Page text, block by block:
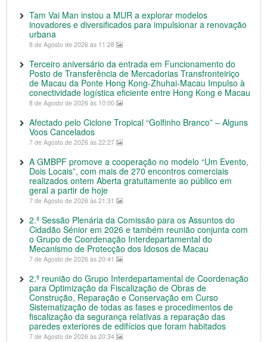
Tam Vai Man instou a MUR a explorar modelos
inovadores e diversificados para impulsionar a renovação
urbana
8 de Agosto de 2026 às 11:28
Terceiro aniversário da entrada em Funcionamento do
Posto de Transferência de Mercadorias Transfronteiriço
de Macau da Ponte Hong Kong-Zhuhai-Macau Impulso à
conectividade logística eficiente entre Hong Kong e Macau
8 de Agosto de 2026 às 10:00
Afectado pelo Ciclone Tropical “Golfinho Branco” – Alguns
Voos Cancelados
7 de Agosto de 2026 às 22:27
A GMBPF promove a cooperação no modelo “Um Evento,
Dois Locais”, com mais de 270 encontros comerciais
realizados ontem Aberta gratuitamente ao público em
geral a partir de hoje
7 de Agosto de 2026 às 21:31
2.ª Sessão Plenária da Comissão para os Assuntos do
Cidadão Sénior em 2026 e também reunião conjunta com
o Grupo de Coordenação Interdepartamental do
Mecanismo de Protecção dos Idosos de Macau
7 de Agosto de 2026 às 20:41
2.ª reunião do Grupo Interdepartamental de Coordenação
para Optimização da Fiscalização de Obras de
Construção, Reparação e Conservação em Curso
Sistematização de todas as fases e procedimentos de
fiscalização da segurança relativas a reparação das
paredes exteriores de edifícios que foram habitados
7 de Agosto de 2026 às 20:34